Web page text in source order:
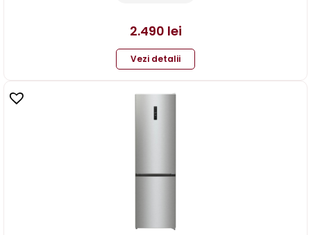
2.490 lei
Vezi detalii